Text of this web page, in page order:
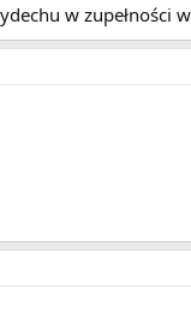
w zupełności